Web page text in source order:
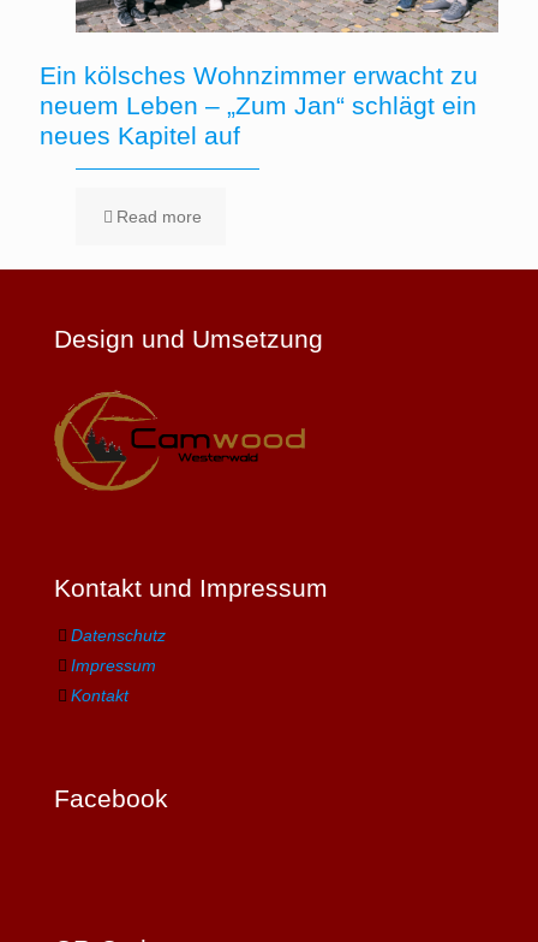
Ein kölsches Wohnzimmer erwacht zu
neuem Leben – „Zum Jan“ schlägt ein
neues Kapitel auf
Read more
Design und Umsetzung
Kontakt und Impressum
Datenschutz
Impressum
Kontakt
Facebook